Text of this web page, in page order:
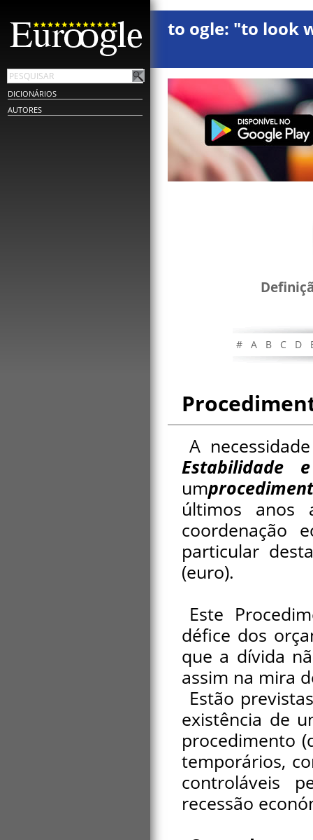
DICIONÁRIOS
AUTORES
to ogle: "to look
# A B C D
A
Estabilidade
um
últimos anos
coordenação
particular
(euro).
Este
défice dos
que a dívida
assim na mira
Estão
existência de
procedimento
temporários,
controláveis
recessão